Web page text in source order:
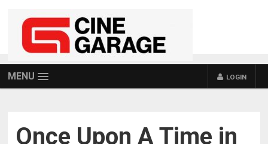
MENU LOGIN
Once Upon A Time in